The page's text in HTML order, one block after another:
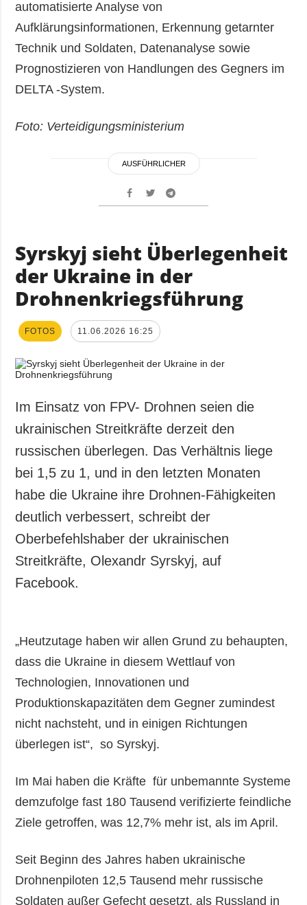
automatisierte Analyse von
Aufklärungsinformationen, Erkennung getarnter
Technik und Soldaten, Datenanalyse sowie
Prognostizieren von Handlungen des Gegners im
DELTA -System.
Foto: Verteidigungsministerium
AUSFÜHRLICHER
Syrskyj sieht Überlegenheit
der Ukraine in der
Drohnenkriegsführung
FOTOS 11.06.2026 16:25
Im Einsatz von FPV- Drohnen seien die
ukrainischen Streitkräfte derzeit den
russischen überlegen. Das Verhältnis liege
bei 1,5 zu 1, und in den letzten Monaten
habe die Ukraine ihre Drohnen-Fähigkeiten
deutlich verbessert, schreibt der
Oberbefehlshaber der ukrainischen
Streitkräfte, Olexandr Syrskyj, auf
Facebook.
„Heutzutage haben wir allen Grund zu behaupten,
dass die Ukraine in diesem Wettlauf von
Technologien, Innovationen und
Produktionskapazitäten dem Gegner zumindest
nicht nachsteht, und in einigen Richtungen
überlegen ist“, so Syrskyj.
Im Mai haben die Kräfte für unbemannte Systeme
demzufolge fast 180 Tausend verifizierte feindliche
Ziele getroffen, was 12,7% mehr ist, als im April.
Seit Beginn des Jahres haben ukrainische
Drohnenpiloten 12,5 Tausend mehr russische
Soldaten außer Gefecht gesetzt, als Russland in